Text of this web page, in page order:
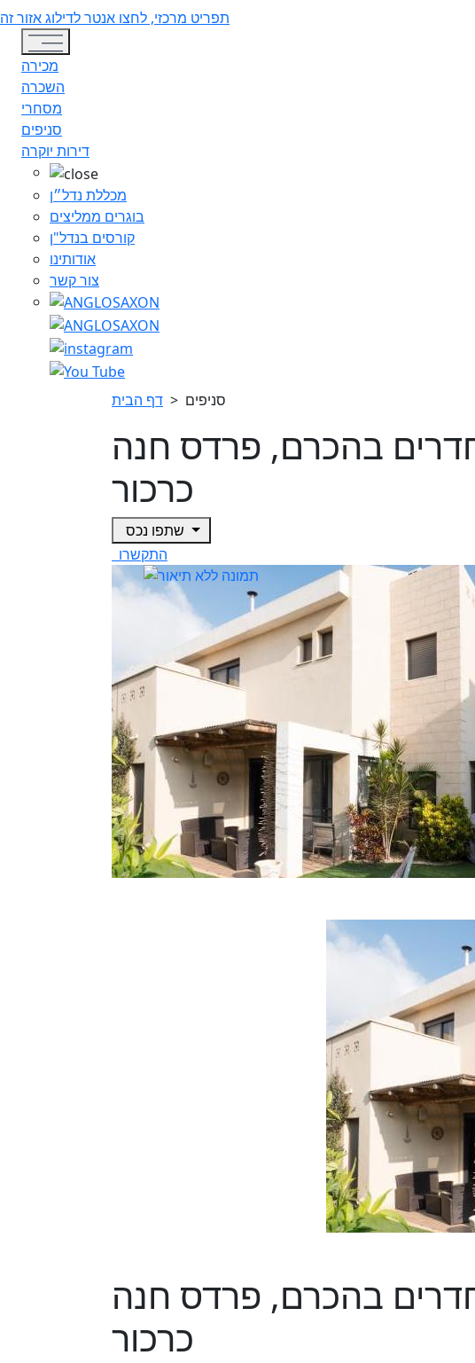
תפריט מרכזי, לחצו אנטר לדילוג אזור זה
Toggle navigation
מכירה
השכרה
מסחרי
סניפים
דירות יוקרה
מכללת נדל״ן
בוגרים ממליצים
קורסים בנדל"ן
אודותינו
צור קשר
דף הבית > סניפים
משפחתי 6 חדרים בהכרם, פרדס חנה
כרכור
התקשרו
משפחתי 6 חדרים בהכרם, פרדס חנה
כרכור